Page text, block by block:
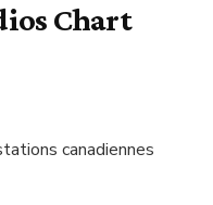
Chart
canadiennes